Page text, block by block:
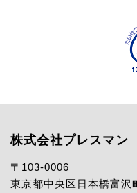
株式会社プレスマン
〒103-0006
東京都中央区日本橋富沢